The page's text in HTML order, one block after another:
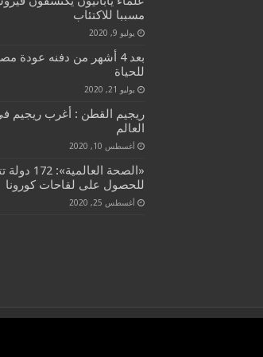
مسببا للاكتئاب
يوليو 9, 2020
بعد 4 أشهر من دفنه عودة
للحياة
يوليو 21, 2020
ريجيم القطن : أغرب ريجيم
العالم
أغسطس 10, 2020
«الصحة
للحصول على لقاحات كورونا
أغسطس 25, 2020